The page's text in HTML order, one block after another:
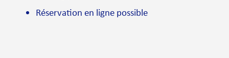
Réservation en ligne possible